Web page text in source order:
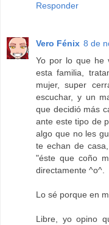
Responder
Vero Fénix 8 de
Yo por lo que he
esta familia,
mujer, super
escuchar, y un
que decidió más
ante este tipo de
algo que no les
te echan de
"éste que coño
directamente ^o^.
Lo sé porque en
Libre, yo opino